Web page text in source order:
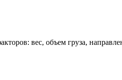
вес, объем груза,